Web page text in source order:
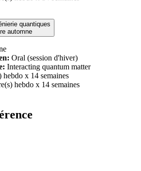
quantiques
automne
Oral (session d'hiver)
Interacting quantum matter
hebdo x 14 semaines
hebdo x 14 semaines